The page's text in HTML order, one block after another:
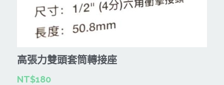
牧田36V⬇︎
牧田40V
CAN TA肯田-附件
牧田MT
Dewalt、Stanly 電池、配件
18V
12V
MT
牧科Maktec
充電器、電池、附件專區
插電式
雷射、牆體探測等儀器
機器附件
CAN TA電動工具
CAN TA-附件
TAKANO 電動工具
KOLAI格萊電動工具
變頻電焊機、CO2、鑽孔機
日本ASADA水管、電管壓接、油壓系列​等
HONDA發電機、引擎
雷射儀器及水準儀
高張力雙頭套筒轉接座
NT$180